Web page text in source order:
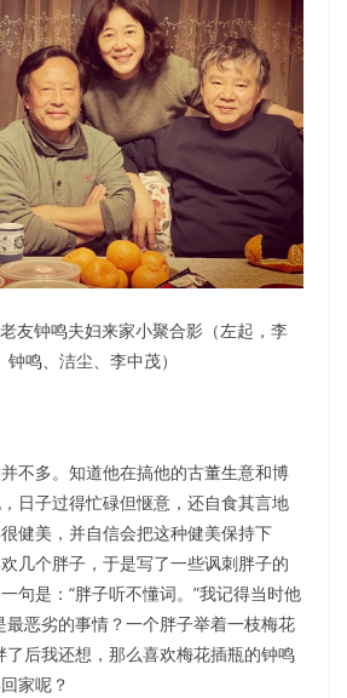
友钟鸣夫妇来家小聚合影（左起，李
钟鸣、洁尘、李中茂）
不多。知道他在搞他的古董生意和博
日子过得忙碌但惬意，还自食其言地
健美，并自信会把这种健美保持下
几个胖子，于是写了一些讽刺胖子的
句是：“胖子听不懂词。”我记得当时他
最恶劣的事情？一个胖子举着一枝梅花
了后我还想，那么喜欢梅花插瓶的钟鸣
家呢？